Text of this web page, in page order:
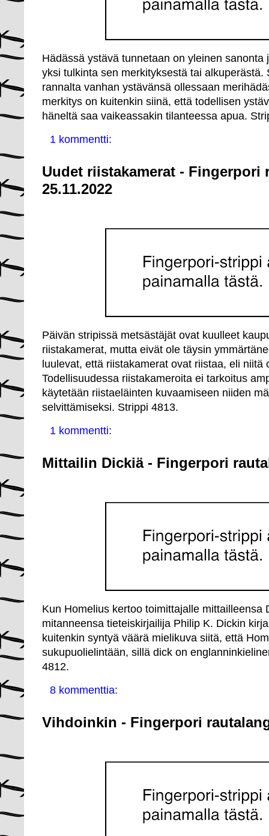
Hädässä ystävä tunnetaan on yleinen sanonta
yksi tulkinta sen merkityksestä tai alkuperästä.
rannalta vanhan ystävänsä ollessaan
merkitys on kuitenkin siinä, että todellisen
häneltä saa vaikeassakin tilanteessa apua.
1 kommentti:
Uudet riistakamerat - Fingerpori
25.11.2022
Päivän stripissä metsästäjät ovat kuulleet
riistakamerat, mutta eivät ole täysin
luulevat, että riistakamerat ovat riistaa, eli niitä
Todellisuudessa riistakameroita ei tarkoitus
käytetään riistaeläinten kuvaamiseen niiden
selvittämiseksi. Strippi 4813.
1 kommentti:
Mittailin Dickiä - Fingerpori
Kun Homelius kertoo toimittajalle mittailleensa
mitanneensa tieteiskirjailija Philip K. Dickin
kuitenkin syntyä väärä mielikuva siitä, että
sukupuolielintään, sillä dick on
4812.
8 kommenttia:
Vihdoinkin - Fingerpori